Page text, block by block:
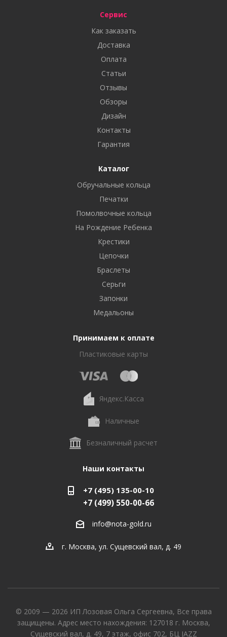
Сервис
Как заказать
Доставка
Оплата
Статьи
Отзывы
Обзоры
Дизайн
Контакты
Гарантия
Каталог
Обручальные кольца
Печатки
Помолвочные кольца
На Рождение Ребенка
Крестики
Цепочки
Браслеты
Серьги
Запонки
Медальоны
Принимаем к оплате
Пластиковые карты
Яндекс.Касса
Наличные
Безналичный расчет
Наши контакты
+7 (495) 135-00-10
+7 (499) 550-00-66
info@nota-gold.ru
г. Москва, ул. Сущевский вал, д. 49
© 2009 — 2026 ИП Лозовая Ольга Сергеевна, Все права
защищены. Адрес место нахождения: 127018 г. Москва,
Сущевский вал, д. 49, 7 этаж, офис 702, БЦ JAZZ